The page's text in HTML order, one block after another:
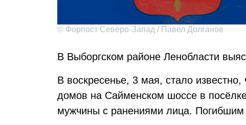
© Форпост Северо-Запад / Павел Долганов
В Выборгском районе Ленобласти
В воскресенье, 3 мая, стало
домов на Сайменском шоссе в
мужчины с ранениями лица. Погибшим